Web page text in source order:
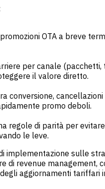
OTA a breve
per canale
il valore diretto.
conversione,
promo deboli.
regole di parità per
le leve.
implementazione sulle
di revenue management,
aggiornamenti tariffari